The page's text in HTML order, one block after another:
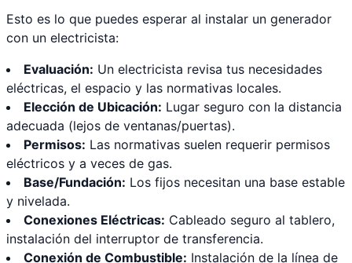
Esto es lo que puedes esperar al instalar un generador
con un electricista:
Evaluación: Un electricista revisa tus necesidades
eléctricas, el espacio y las normativas locales.
Elección de Ubicación: Lugar seguro con la distancia
adecuada (lejos de ventanas/puertas).
Permisos: Las normativas suelen requerir permisos
eléctricos y a veces de gas.
Base/Fundación: Los fijos necesitan una base estable
y nivelada.
Conexiones Eléctricas: Cableado seguro al tablero,
instalación del interruptor de transferencia.
Conexión de Combustible: Instalación de la línea de